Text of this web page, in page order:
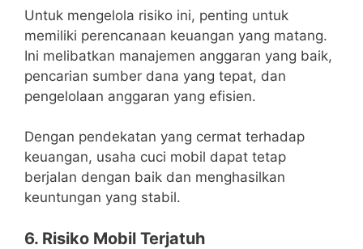
Untuk mengelola risiko ini, penting untuk
memiliki perencanaan keuangan yang matang.
Ini melibatkan manajemen anggaran yang baik,
pencarian sumber dana yang tepat, dan
pengelolaan anggaran yang efisien.
Dengan pendekatan yang cermat terhadap
keuangan, usaha cuci mobil dapat tetap
berjalan dengan baik dan menghasilkan
keuntungan yang stabil.
6. Risiko Mobil Terjatuh